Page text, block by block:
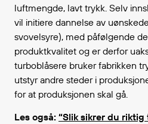
luftmengde, lavt trykk. Selv
vil initiere dannelse av
svovelsyre), med påfølgende
produktkvalitet og er derfor
turboblåsere bruker fabrikken
utstyr andre steder i
for at produksjonen skal gå.
Les også: “Slik sikrer du